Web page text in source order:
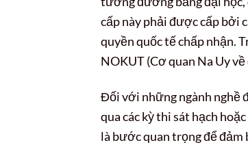
cấp này phải được cấp bởi
quyền quốc tế chấp nhận.
NOKUT (Cơ quan Na Uy
Đối với những ngành nghề
qua các kỳ thi sát hạch
là bước quan trọng để đảm